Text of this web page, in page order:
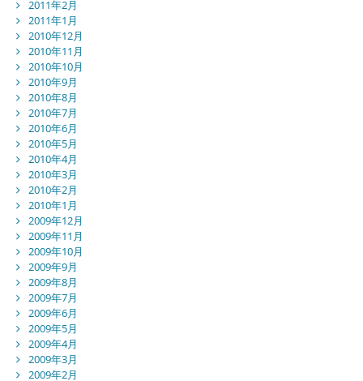
2011年2月
2011年1月
2010年12月
2010年11月
2010年10月
2010年9月
2010年8月
2010年7月
2010年6月
2010年5月
2010年4月
2010年3月
2010年2月
2010年1月
2009年12月
2009年11月
2009年10月
2009年9月
2009年8月
2009年7月
2009年6月
2009年5月
2009年4月
2009年3月
2009年2月